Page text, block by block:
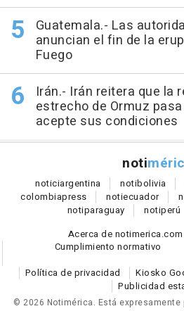
Guatemala.- Las
anuncian el fin de la
Fuego
Irán.- Irán reitera que la
estrecho de Ormuz pasa
acepte sus condiciones
noti
noticiargentina notibolivia
colombiapress notiecuador
notiparaguay notiperú
Acerca de notimerica.com
Cumplimiento normativo
Política de privacidad
Kiosko
Publicidad
© 2026 Notimérica. Está